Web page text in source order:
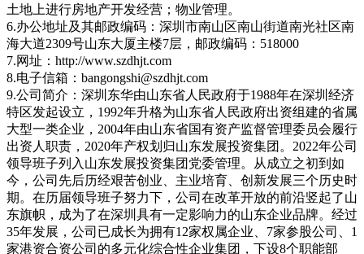
土地上进行房地产开发经营；物业管理。
6.办公地址及其邮政编码：深圳市南山区南山街道南光社区南
海大道2309号山东大厦主楼7层，邮政编码：518000
7.网址：http://www.szdhjt.com
8.电子信箱：bangongshi@szdhjt.com
9.公司简介：深圳东华由山东省人民政府于1988年在深圳经济
特区发起设立，1992年升格为山东省人民政府出资组建的省属
大型一类企业，2004年由山东省国有资产监督管理委员会履行
出资人职责，2020年产权划归山东发展投资集团。2022年公司
领导班子列入山东发展投资集团党委管理。从成立之初到如
今，公司先后历经艰苦创业、主业培育、创新发展三个历史时
期。在历届领导班子努力下，公司在改革开放的前沿竖起了山
东旗帜，成为了在深圳具有一定影响力的山东企业品牌。经过
35年发展，公司已成长为拥有12家权属企业、7家参股公司、1
家港资合资公司的多元化综合性企业集团，下设8个职能部